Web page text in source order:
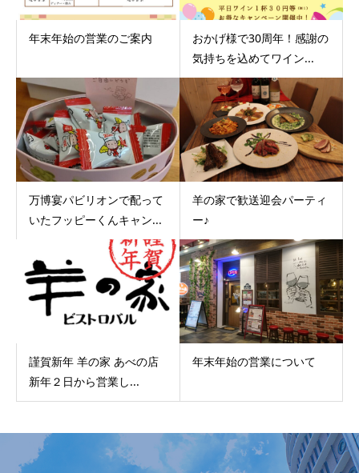
年末年始の営業のご案内
おかげ様で30周年！感謝の
気持ちを込めてワイン...
万博宴パビリオンで配って
いたフッピーくんキャン...
羊の家で歓送迎会パーティ
ー♪
謹賀新年 羊の家 あべの店
新年２日から営業し...
年末年始の営業について